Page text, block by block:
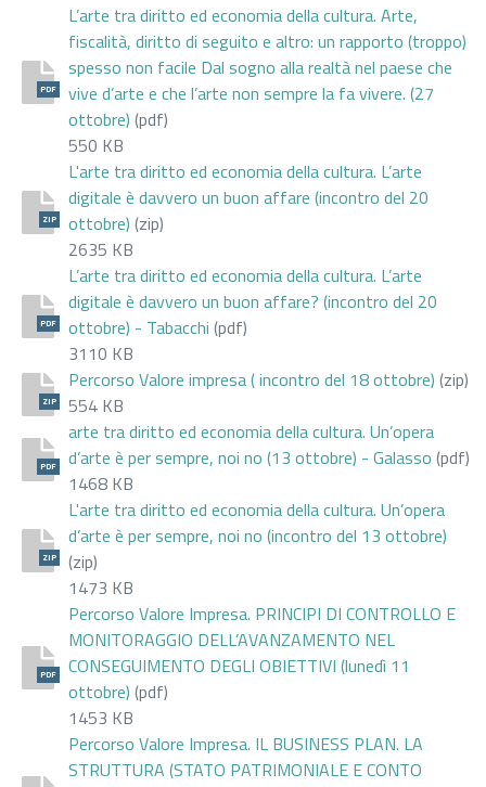
PDF
L’arte tra diritto ed economia della cultura. Arte,
fiscalità, diritto di seguito e altro: un rapporto (troppo)
spesso non facile Dal sogno alla realtà nel paese che
vive d’arte e che l’arte non sempre la fa vivere. (27
ottobre) (pdf)
550 KB
ZIP
L'arte tra diritto ed economia della cultura. L’arte
digitale è davvero un buon affare (incontro del 20
ottobre) (zip)
2635 KB
PDF
L’arte tra diritto ed economia della cultura. L’arte
digitale è davvero un buon affare? (incontro del 20
ottobre) - Tabacchi (pdf)
3110 KB
ZIP
Percorso Valore impresa ( incontro del 18 ottobre) (zip)
554 KB
PDF
arte tra diritto ed economia della cultura. Un’opera
d’arte è per sempre, noi no (13 ottobre) - Galasso (pdf)
1468 KB
ZIP
L'arte tra diritto ed economia della cultura. Un’opera
d’arte è per sempre, noi no (incontro del 13 ottobre)
(zip)
1473 KB
PDF
Percorso Valore Impresa. PRINCIPI DI CONTROLLO E
MONITORAGGIO DELL’AVANZAMENTO NEL
CONSEGUIMENTO DEGLI OBIETTIVI (lunedì 11
ottobre) (pdf)
1453 KB
Percorso Valore Impresa. IL BUSINESS PLAN. LA
STRUTTURA (STATO PATRIMONIALE E CONTO